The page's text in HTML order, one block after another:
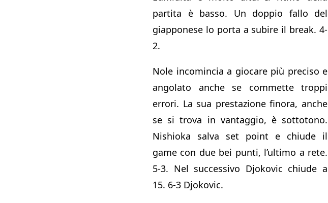
partita è basso. Un doppio fallo del
giapponese lo porta a subire il break. 4-
2.
Nole incomincia a giocare più preciso e
angolato anche se commette troppi
errori. La sua prestazione finora, anche
se si trova in vantaggio, è sottotono.
Nishioka salva set point e chiude il
game con due bei punti, l’ultimo a rete.
5-3. Nel successivo Djokovic chiude a
15. 6-3 Djokovic.